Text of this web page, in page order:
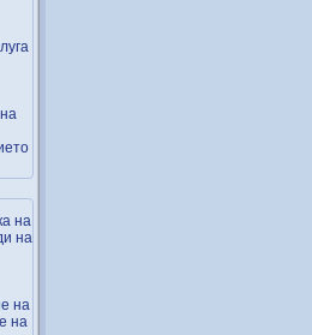
на
на
на
на